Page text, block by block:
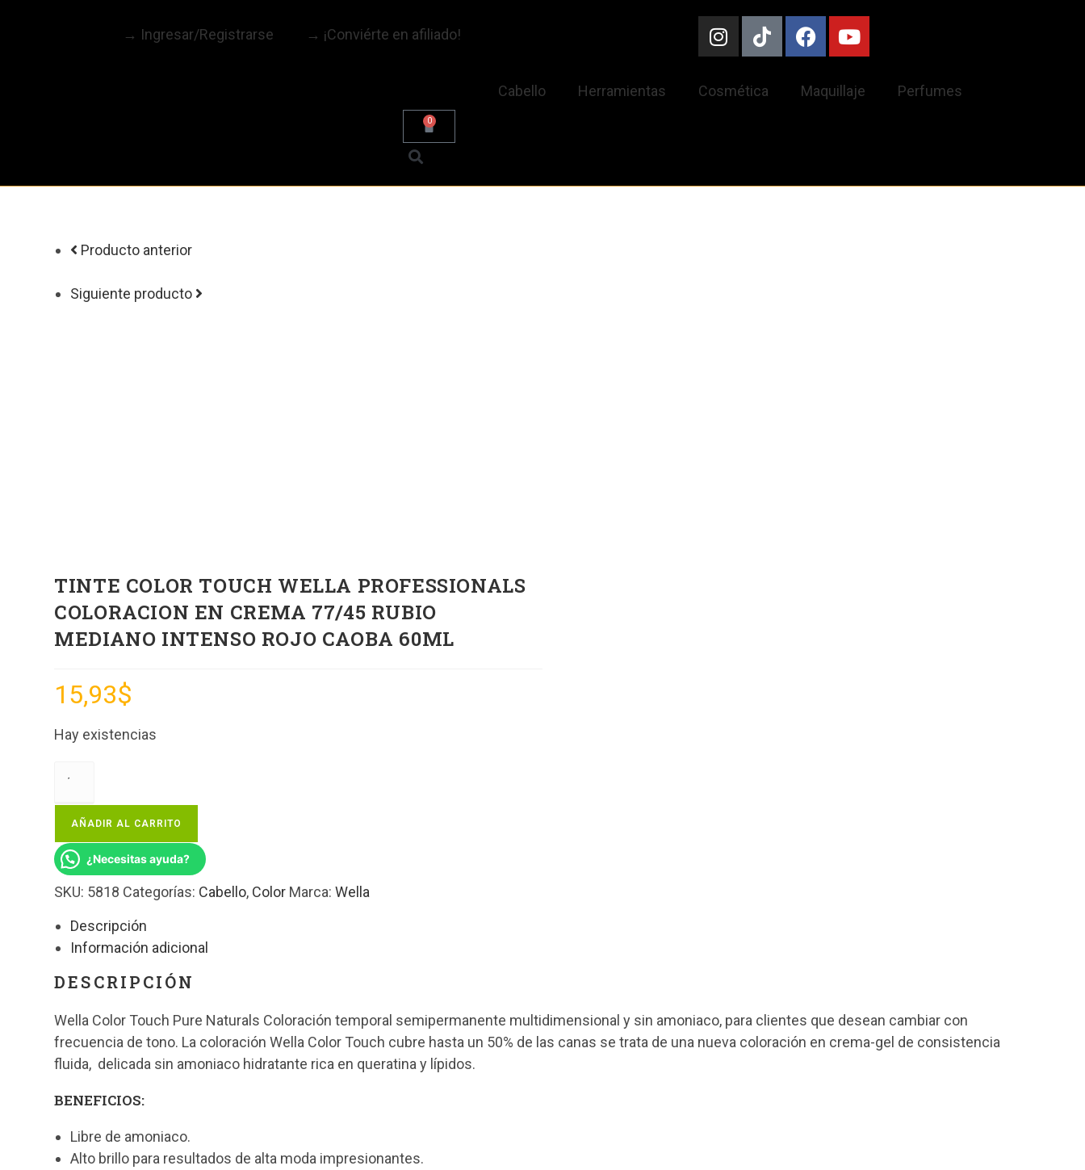
→ Ingresar/Registrarse → ¡Conviérte en afiliado!
Cabello Herramientas Cosmética Maquillaje Perfumes
0
Producto anterior
Siguiente producto
TINTE COLOR TOUCH WELLA PROFESSIONALS
COLORACION EN CREMA 77/45 RUBIO
MEDIANO INTENSO ROJO CAOBA 60ML
15,93$
Hay existencias
AÑADIR AL CARRITO
¿Necesitas ayuda?
SKU: 5818 Categorías: Cabello, Color Marca:Wella
Descripción
Información adicional
DESCRIPCIÓN
Wella Color Touch Pure Naturals Coloración temporal semipermanente multidimensional y sin amoniaco, para clientes que desean cambiar con
frecuencia de tono. La coloración Wella Color Touch cubre hasta un 50% de las canas se trata de una nueva coloración en crema-gel de consistencia
fluida, delicada sin amoniaco hidratante rica en queratina y lípidos.
BENEFICIOS:
Libre de amoniaco.
Alto brillo para resultados de alta moda impresionantes.